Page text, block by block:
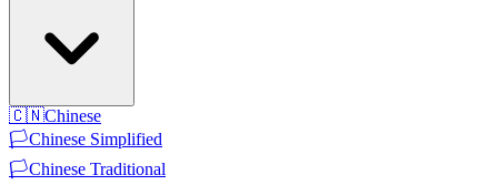
🇨🇳Chinese
🏳️Chinese Simplified
🏳️Chinese Traditional